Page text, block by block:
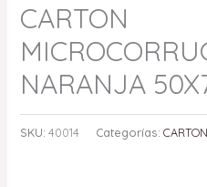
CARTON
NARANJA
SKU: 40014 Categorías: CARTON